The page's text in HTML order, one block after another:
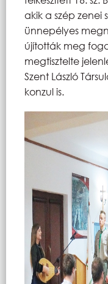
akik a szép zenei
ünnepélyes
újították meg
megtisztelte
Szent László
konzul is.